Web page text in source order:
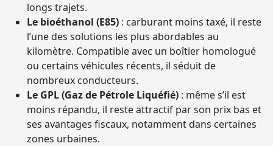
longs trajets.
Le bioéthanol (E85) : carburant moins taxé, il reste
l’une des solutions les plus abordables au
kilomètre. Compatible avec un boîtier homologué
ou certains véhicules récents, il séduit de
nombreux conducteurs.
Le GPL (Gaz de Pétrole Liquéfié) : même s’il est
moins répandu, il reste attractif par son prix bas et
ses avantages fiscaux, notamment dans certaines
zones urbaines.